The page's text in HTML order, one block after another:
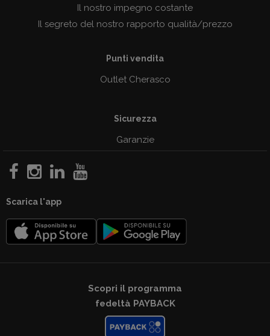
Il nostro impegno costante
Il segreto del nostro rapporto qualità/prezzo
Punti vendita
Outlet Cherasco
Sicurezza
Garanzie
Scarica l'app
Scopri il programma
fedeltà PAYBACK